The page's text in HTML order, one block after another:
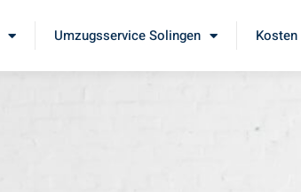
Umzugsservice Solingen